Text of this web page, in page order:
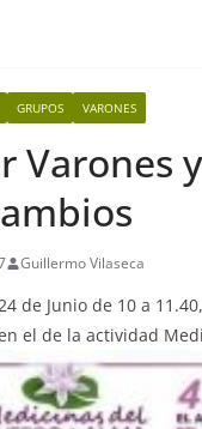
GRUPOS VARONES
Varones
Guillermo Vilaseca
de Junio de 10 a
el de la actividad